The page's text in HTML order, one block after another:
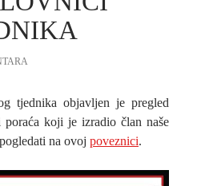
tjednika objavljen je pregled
koji je izradio član naše
na ovoj poveznici.